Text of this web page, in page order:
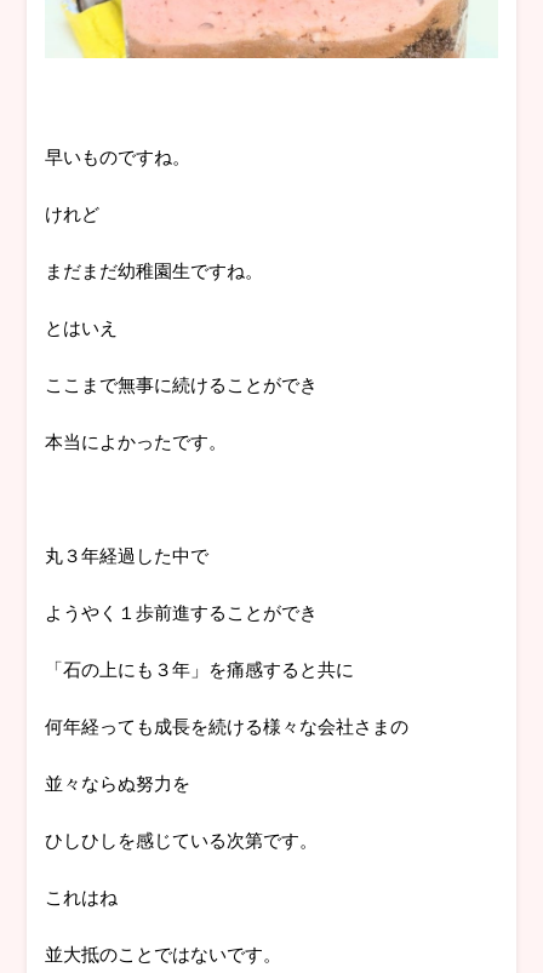
早いものですね。
けれど
まだまだ幼稚園生ですね。
とはいえ
ここまで無事に続けることができ
本当によかったです。
丸３年経過した中で
ようやく１歩前進することができ
「石の上にも３年」を痛感すると共に
何年経っても成長を続ける様々な会社さまの
並々ならぬ努力を
ひしひしを感じている次第です。
これはね
並大抵のことではないです。